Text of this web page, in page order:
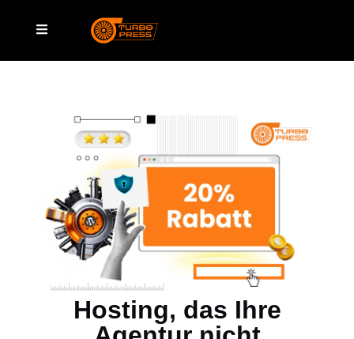
Hosting, das Ihre